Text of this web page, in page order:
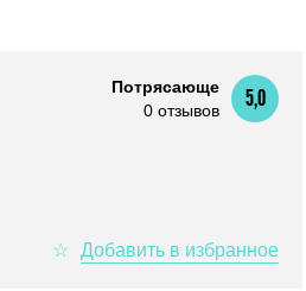
Потрясающе
0 отзывов
5,0